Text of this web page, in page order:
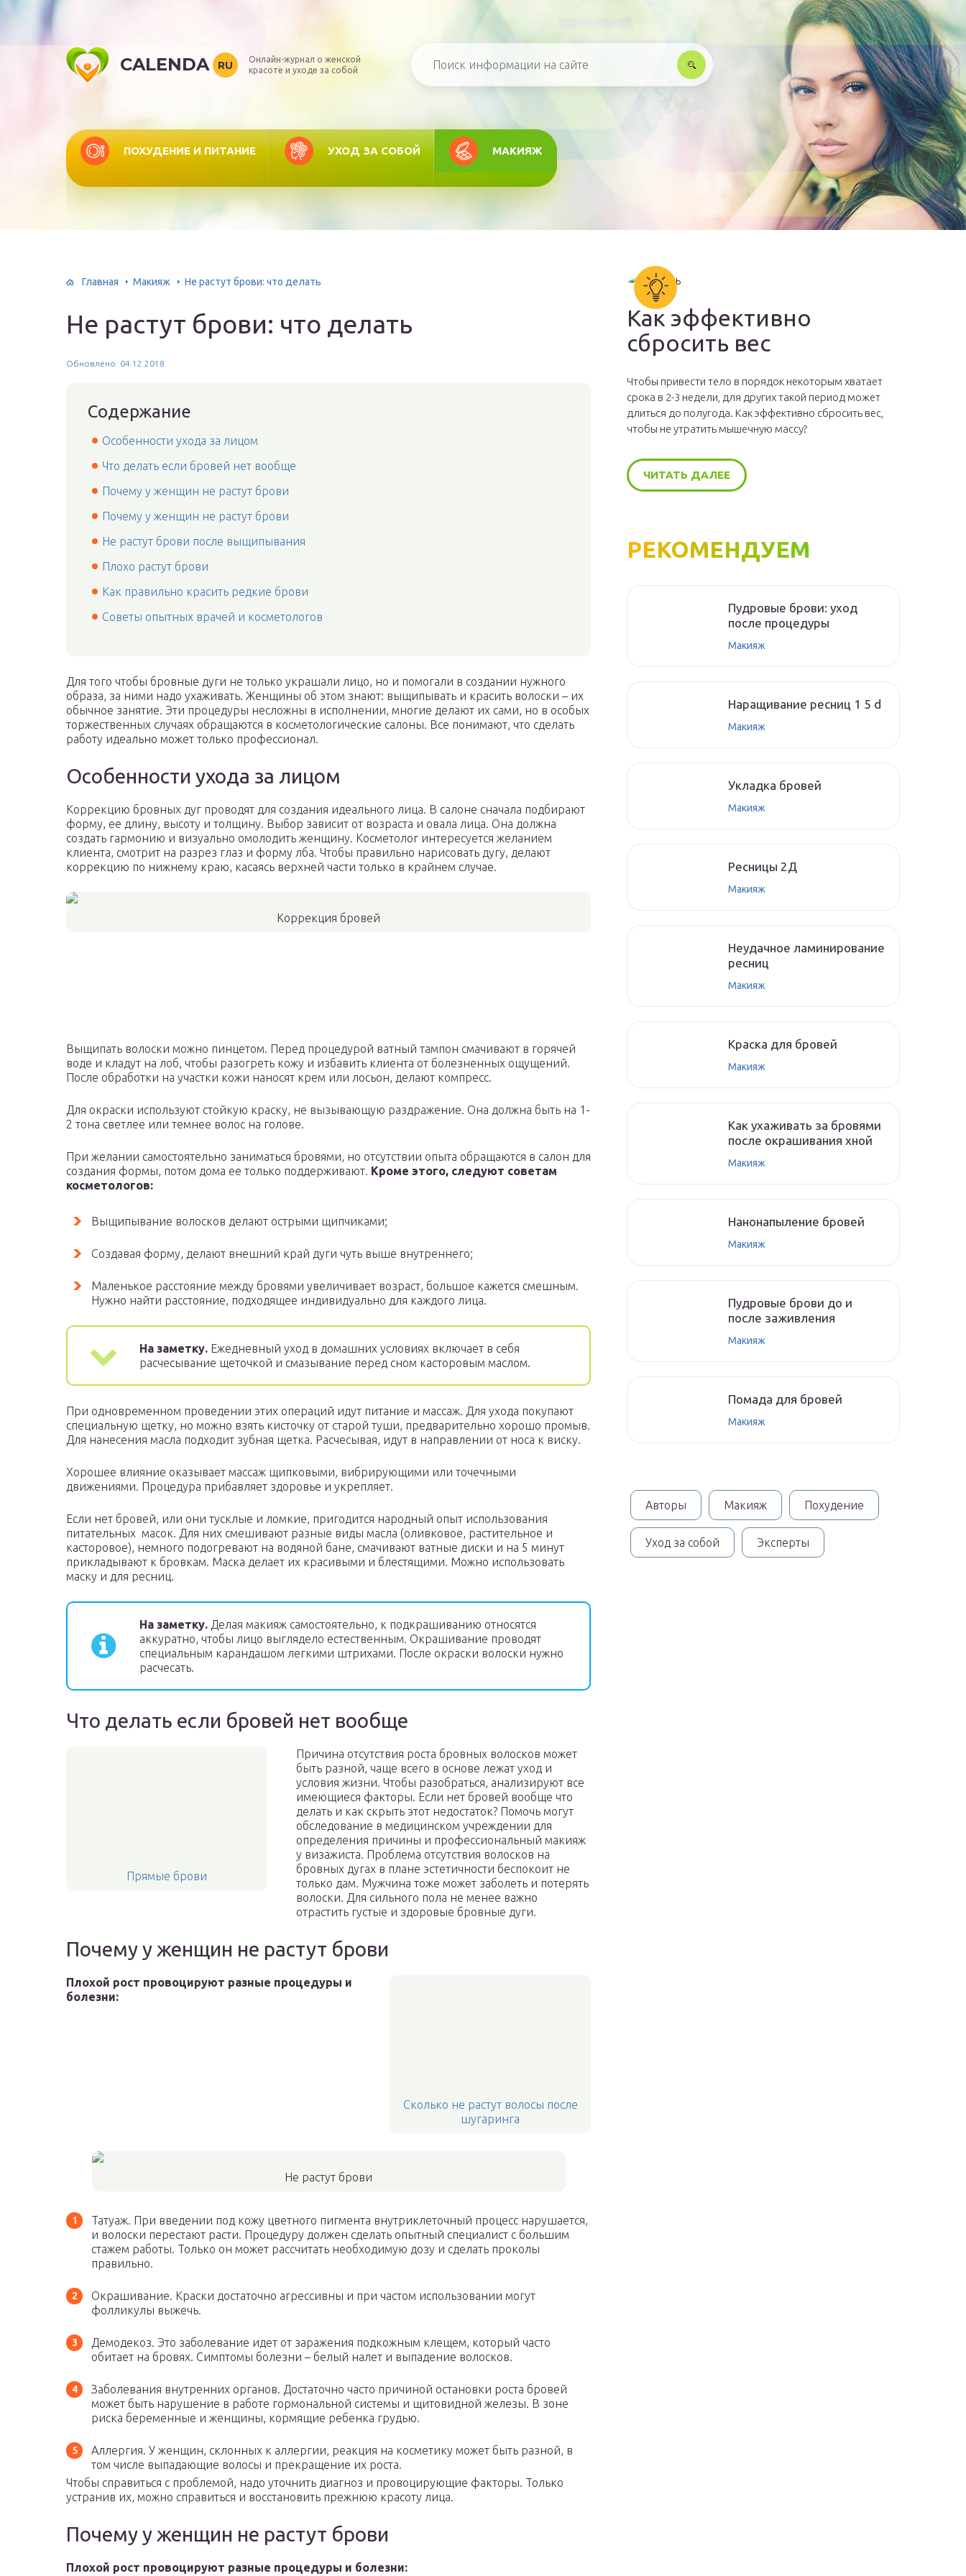
CALENDA RU
Онлайн-журнал о женской
красоте и уходе за собой
ПОХУДЕНИЕ И ПИТАНИЕ УХОД ЗА СОБОЙ МАКИЯЖ
Главная Макияж Не растут брови: что делать
Не растут брови: что делать
Обновлено: 04.12.2018
Содержание
Особенности ухода за лицом
Что делать если бровей нет вообще
Почему у женщин не растут брови
Почему у женщин не растут брови
Не растут брови после выщипывания
Плохо растут брови
Как правильно красить редкие брови
Советы опытных врачей и косметологов
Для того чтобы бровные дуги не только украшали лицо, но и помогали в создании нужного
образа, за ними надо ухаживать. Женщины об этом знают: выщипывать и красить волоски – их
обычное занятие. Эти процедуры несложны в исполнении, многие делают их сами, но в особых
торжественных случаях обращаются в косметологические салоны. Все понимают, что сделать
работу идеально может только профессионал.
Особенности ухода за лицом
Коррекцию бровных дуг проводят для создания идеального лица. В салоне сначала подбирают
форму, ее длину, высоту и толщину. Выбор зависит от возраста и овала лица. Она должна
создать гармонию и визуально омолодить женщину. Косметолог интересуется желанием
клиента, смотрит на разрез глаз и форму лба. Чтобы правильно нарисовать дугу, делают
коррекцию по нижнему краю, касаясь верхней части только в крайнем случае.
Коррекция бровей
Выщипать волоски можно пинцетом. Перед процедурой ватный тампон смачивают в горячей
воде и кладут на лоб, чтобы разогреть кожу и избавить клиента от болезненных ощущений.
После обработки на участки кожи наносят крем или лосьон, делают компресс.
Для окраски используют стойкую краску, не вызывающую раздражение. Она должна быть на 1-
2 тона светлее или темнее волос на голове.
При желании самостоятельно заниматься бровями, но отсутствии опыта обращаются в салон для
создания формы, потом дома ее только поддерживают. Кроме этого, следуют советам
косметологов:
Выщипывание волосков делают острыми щипчиками;
Создавая форму, делают внешний край дуги чуть выше внутреннего;
Маленькое расстояние между бровями увеличивает возраст, большое кажется смешным.
Нужно найти расстояние, подходящее индивидуально для каждого лица.
На заметку. Ежедневный уход в домашних условиях включает в себя
расчесывание щеточкой и смазывание перед сном касторовым маслом.
При одновременном проведении этих операций идут питание и массаж. Для ухода покупают
специальную щетку, но можно взять кисточку от старой туши, предварительно хорошо промыв.
Для нанесения масла подходит зубная щетка. Расчесывая, идут в направлении от носа к виску.
Хорошее влияние оказывает массаж щипковыми, вибрирующими или точечными
движениями. Процедура прибавляет здоровье и укрепляет.
Если нет бровей, или они тусклые и ломкие, пригодится народный опыт использования
питательных масок. Для них смешивают разные виды масла (оливковое, растительное и
касторовое), немного подогревают на водяной бане, смачивают ватные диски и на 5 минут
прикладывают к бровкам. Маска делает их красивыми и блестящими. Можно использовать
маску и для ресниц.
На заметку. Делая макияж самостоятельно, к подкрашиванию относятся
аккуратно, чтобы лицо выглядело естественным. Окрашивание проводят
специальным карандашом легкими штрихами. После окраски волоски нужно
расчесать.
Что делать если бровей нет вообще
Прямые брови
Причина отсутствия роста бровных волосков может
быть разной, чаще всего в основе лежат уход и
условия жизни. Чтобы разобраться, анализируют все
имеющиеся факторы. Если нет бровей вообще что
делать и как скрыть этот недостаток? Помочь могут
обследование в медицинском учреждении для
определения причины и профессиональный макияж
у визажиста. Проблема отсутствия волосков на
бровных дугах в плане эстетичности беспокоит не
только дам. Мужчина тоже может заболеть и потерять
волоски. Для сильного пола не менее важно
отрастить густые и здоровые бровные дуги.
Почему у женщин не растут брови
Сколько не растут волосы после
шугаринга
Плохой рост провоцируют разные процедуры и
болезни:
Не растут брови
Татуаж. При введении под кожу цветного пигмента внутриклеточный процесс нарушается,
и волоски перестают расти. Процедуру должен сделать опытный специалист с большим
стажем работы. Только он может рассчитать необходимую дозу и сделать проколы
правильно.
Окрашивание. Краски достаточно агрессивны и при частом использовании могут
фолликулы выжечь.
Демодекоз. Это заболевание идет от заражения подкожным клещем, который часто
обитает на бровях. Симптомы болезни – белый налет и выпадение волосков.
Заболевания внутренних органов. Достаточно часто причиной остановки роста бровей
может быть нарушение в работе гормональной системы и щитовидной железы. В зоне
риска беременные и женщины, кормящие ребенка грудью.
Аллергия. У женщин, склонных к аллергии, реакция на косметику может быть разной, в
том числе выпадающие волосы и прекращение их роста.
Чтобы справиться с проблемой, надо уточнить диагноз и провоцирующие факторы. Только
устранив их, можно справиться и восстановить прежнюю красоту лица.
Почему у женщин не растут брови
Плохой рост провоцируют разные процедуры и болезни:
Как эффективно
сбросить вес
Чтобы привести тело в порядок некоторым хватает
срока в 2-3 недели, для других такой период может
длиться до полугода. Как эффективно сбросить вес,
чтобы не утратить мышечную массу?
ЧИТАТЬ ДАЛЕЕ
РЕКОМЕНДУЕМ
Пудровые брови: уход
после процедуры
Макияж
Наращивание ресниц 1 5 d
Макияж
Укладка бровей
Макияж
Ресницы 2Д
Макияж
Неудачное ламинирование
ресниц
Макияж
Краска для бровей
Макияж
Как ухаживать за бровями
после окрашивания хной
Макияж
Нанонапыление бровей
Макияж
Пудровые брови до и
после заживления
Макияж
Помада для бровей
Макияж
Авторы Макияж Похудение
Уход за собой Эксперты